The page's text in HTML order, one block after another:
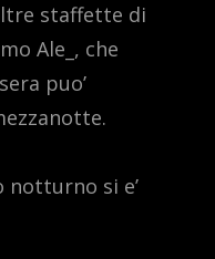
staffette di
Ale_, che
puo’
notturno si e’